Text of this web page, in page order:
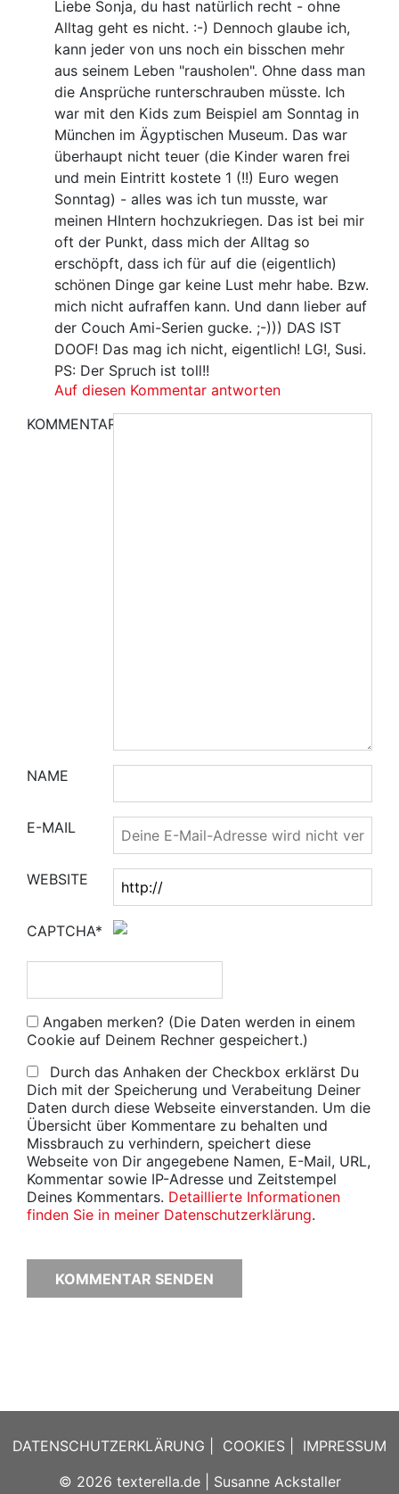
Liebe Sonja, du hast natürlich recht - ohne
Alltag geht es nicht. :-) Dennoch glaube ich,
kann jeder von uns noch ein bisschen mehr
aus seinem Leben "rausholen". Ohne dass man
die Ansprüche runterschrauben müsste. Ich
war mit den Kids zum Beispiel am Sonntag in
München im Ägyptischen Museum. Das war
überhaupt nicht teuer (die Kinder waren frei
und mein Eintritt kostete 1 (!!) Euro wegen
Sonntag) - alles was ich tun musste, war
meinen HIntern hochzukriegen. Das ist bei mir
oft der Punkt, dass mich der Alltag so
erschöpft, dass ich für auf die (eigentlich)
schönen Dinge gar keine Lust mehr habe. Bzw.
mich nicht aufraffen kann. Und dann lieber auf
der Couch Ami-Serien gucke. ;-))) DAS IST
DOOF! Das mag ich nicht, eigentlich! LG!, Susi.
PS: Der Spruch ist toll!!
Auf diesen Kommentar antworten
KOMMENTAR
NAME
E-MAIL
WEBSITE
CAPTCHA*
Angaben merken? (Die Daten werden in einem
Cookie auf Deinem Rechner gespeichert.)
Durch das Anhaken der Checkbox erklärst Du
Dich mit der Speicherung und Verabeitung Deiner
Daten durch diese Webseite einverstanden. Um die
Übersicht über Kommentare zu behalten und
Missbrauch zu verhindern, speichert diese
Webseite von Dir angegebene Namen, E-Mail, URL,
Kommentar sowie IP-Adresse und Zeitstempel
Deines Kommentars. Detaillierte Informationen
finden Sie in meiner Datenschutzerklärung.
DATENSCHUTZERKLÄRUNG COOKIES
IMPRESSUM
© 2026 texterella.de| Susanne Ackstaller